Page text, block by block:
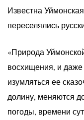
Известна
переселялись
«Природа
восхищения, и
изумляться ее
долину, меняются
погоды, времени